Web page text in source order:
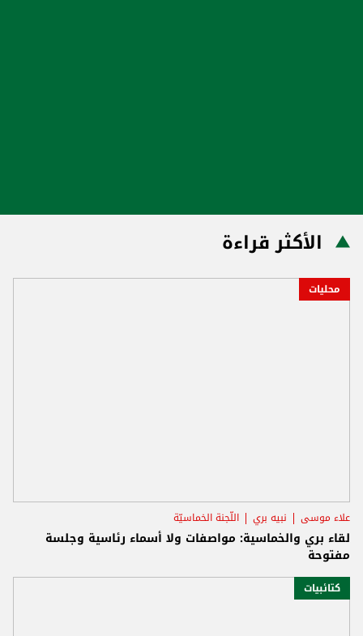
الأكثر قراءة
محليات
علاء موسى نبيه بري اللّجنة الخماسيّة
لقاء بري والخماسية: مواصفات ولا أسماء رئاسية وجلسة
مفتوحة
كتائبيات